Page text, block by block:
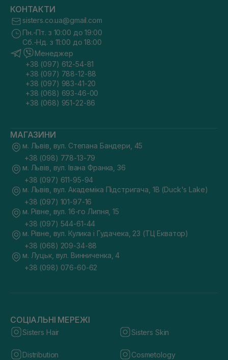
КОНТАКТИ
sisters.co.ua@gmail.com
Пн.-Пт. з 10:00 до 19:00
Сб.-Нд. з 11:00 до 18:00
Менеджер
+38 (097) 612-54-81
+38 (097) 788-12-88
+38 (097) 983-41-20
+38 (068) 693-46-00
+38 (068) 951-22-86
МАГАЗИНИ
м. Львів, вул. Степана Бандери, 45
+38 (098) 778-13-79
м. Львів, вул. Івана Франка, 36
+38 (097) 611-95-94
м. Львів, вул. Академіка Підстригача, 1В (Duck's Lake)
+38 (097) 101-97-16
м. Рівне, вул. 16-го Липня, 15
+38 (097) 544-61-44
м. Рівне, вул. Кулика і Гудачека, 23 (ТЦ Екватор)
+38 (068) 209-34-88
м. Луцьк, вул. Винниченка, 4
+38 (098) 076-60-62
СОЦІАЛЬНІ МЕРЕЖІ
Sisters Hair Sisters Skin
Distribution Cosmetology